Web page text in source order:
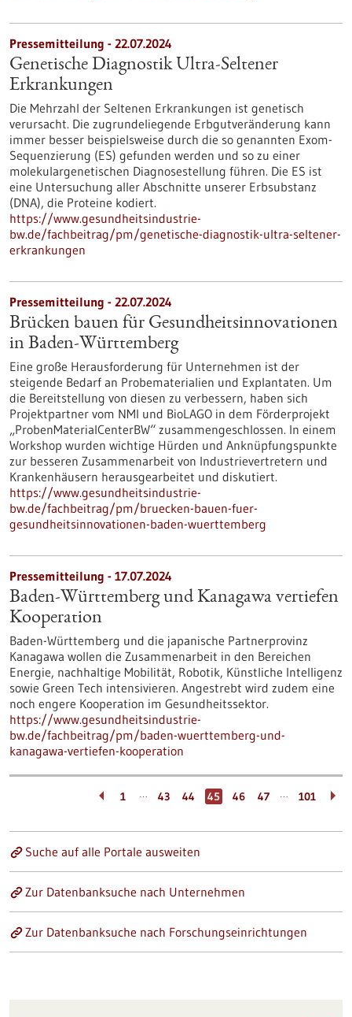
Pressemitteilung - 22.07.2024
Genetische Diagnostik Ultra-Seltener
Erkrankungen
Die Mehrzahl der Seltenen Erkrankungen ist genetisch
verursacht. Die zugrundeliegende Erbgutveränderung kann
immer besser beispielsweise durch die so genannten Exom-
Sequenzierung (ES) gefunden werden und so zu einer
molekulargenetischen Diagnosestellung führen. Die ES ist
eine Untersuchung aller Abschnitte unserer Erbsubstanz
(DNA), die Proteine kodiert.
https://www.gesundheitsindustrie-
bw.de/fachbeitrag/pm/genetische-diagnostik-ultra-seltener-
erkrankungen
Pressemitteilung - 22.07.2024
Brücken bauen für Gesundheitsinnovationen
in Baden-Württemberg
Eine große Herausforderung für Unternehmen ist der
steigende Bedarf an Probematerialien und Explantaten. Um
die Bereitstellung von diesen zu verbessern, haben sich
Projektpartner vom NMI und BioLAGO in dem Förderprojekt
„ProbenMaterialCenterBW“ zusammengeschlossen. In einem
Workshop wurden wichtige Hürden und Anknüpfungspunkte
zur besseren Zusammenarbeit von Industrievertretern und
Krankenhäusern herausgearbeitet und diskutiert.
https://www.gesundheitsindustrie-
bw.de/fachbeitrag/pm/bruecken-bauen-fuer-
gesundheitsinnovationen-baden-wuerttemberg
Pressemitteilung - 17.07.2024
Baden-Württemberg und Kanagawa vertiefen
Kooperation
Baden-Württemberg und die japanische Partnerprovinz
Kanagawa wollen die Zusammenarbeit in den Bereichen
Energie, nachhaltige Mobilität, Robotik, Künstliche Intelligenz
sowie Green Tech intensivieren. Angestrebt wird zudem eine
noch engere Kooperation im Gesundheitssektor.
https://www.gesundheitsindustrie-
bw.de/fachbeitrag/pm/baden-wuerttemberg-und-
kanagawa-vertiefen-kooperation
1 … 43 44 45 46 47 … 101
Suche auf alle Portale ausweiten
Zur Datenbanksuche nach Unternehmen
Zur Datenbanksuche nach Forschungseinrichtungen